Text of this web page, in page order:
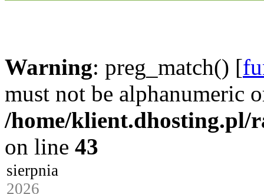
Warning: preg_match() [
must not be alphanumeric
/home/klient.dhosting.pl/
on line 43
sierpnia
2026